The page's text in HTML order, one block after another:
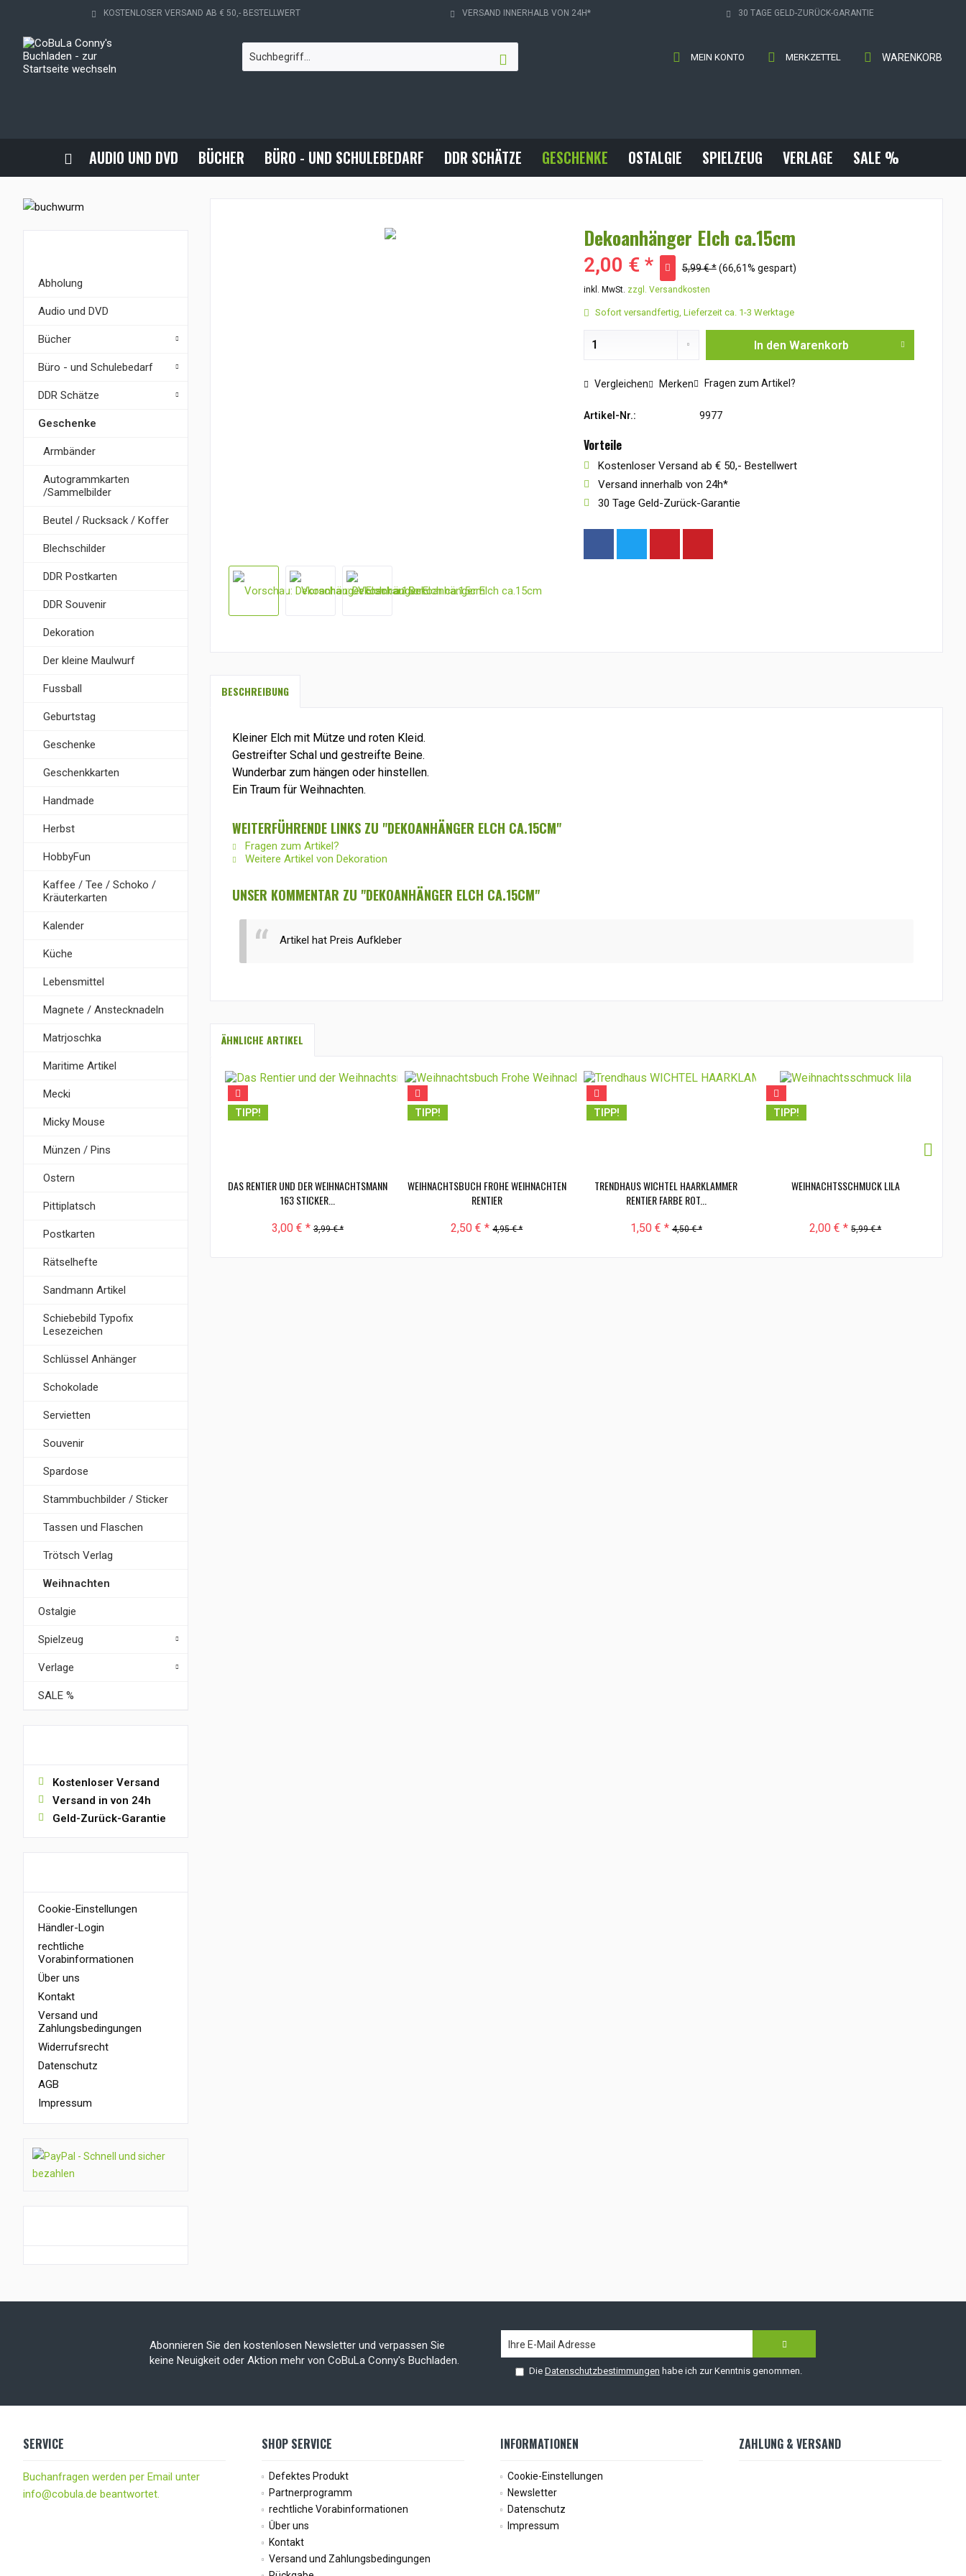
KOSTENLOSER VERSAND AB € 50,- BESTELLWERT VERSAND INNERHALB VON 24H* 30 TAGE GELD-ZURÜCK-GARANTIE
WARENKORB
MERKZETTEL
MEIN KONTO
AUDIO UND DVD BÜCHER BÜRO - UND SCHULEBEDARF DDR SCHÄTZE GESCHENKE OSTALGIE SPIELZEUG VERLAGE SALE %
Abholung
Audio und DVD
Bücher
Büro - und Schulebedarf
DDR Schätze
Geschenke
Armbänder
Autogrammkarten
/Sammelbilder
Beutel / Rucksack / Koffer
Blechschilder
DDR Postkarten
DDR Souvenir
Dekoration
Der kleine Maulwurf
Fussball
Geburtstag
Geschenke
Geschenkkarten
Handmade
Herbst
HobbyFun
Kaffee / Tee / Schoko /
Kräuterkarten
Kalender
Küche
Lebensmittel
Magnete / Anstecknadeln
Matrjoschka
Maritime Artikel
Mecki
Micky Mouse
Münzen / Pins
Ostern
Pittiplatsch
Postkarten
Rätselhefte
Sandmann Artikel
Schiebebild Typofix
Lesezeichen
Schlüssel Anhänger
Schokolade
Servietten
Souvenir
Spardose
Stammbuchbilder / Sticker
Tassen und Flaschen
Trötsch Verlag
Weihnachten
Ostalgie
Spielzeug
Verlage
SALE %
Kostenloser Versand
Versand in von 24h
Geld-Zurück-Garantie
Cookie-Einstellungen
Händler-Login
rechtliche
Vorabinformationen
Über uns
Kontakt
Versand und
Zahlungsbedingungen
Widerrufsrecht
Datenschutz
AGB
Impressum
Dekoanhänger Elch ca.15cm
2,00 € * 5,99 € * (66,61% gespart)
inkl. MwSt. zzgl. Versandkosten
Sofort versandfertig, Lieferzeit ca. 1-3 Werktage
In den Warenkorb
Vergleichen Merken Fragen zum Artikel?
Artikel-Nr.: 9977
Vorteile
Kostenloser Versand ab € 50,- Bestellwert
Versand innerhalb von 24h*
30 Tage Geld-Zurück-Garantie
BESCHREIBUNG
Kleiner Elch mit Mütze und roten Kleid.
Gestreifter Schal und gestreifte Beine.
Wunderbar zum hängen oder hinstellen.
Ein Traum für Weihnachten.
WEITERFÜHRENDE LINKS ZU "DEKOANHÄNGER ELCH CA.15CM"
Fragen zum Artikel?
Weitere Artikel von Dekoration
UNSER KOMMENTAR ZU "DEKOANHÄNGER ELCH CA.15CM"
Artikel hat Preis Aufkleber
ÄHNLICHE ARTIKEL
TIPP!
DAS RENTIER UND DER WEIHNACHTSMANN
163 STICKER...
3,00 € * 3,99 € *
TIPP!
WEIHNACHTSBUCH FROHE WEIHNACHTEN
RENTIER
2,50 € * 4,95 € *
TIPP!
TRENDHAUS WICHTEL HAARKLAMMER
RENTIER FARBE ROT...
1,50 € * 4,50 € *
TIPP!
WEIHNACHTSSCHMUCK LILA
2,00 € * 5,99 € *
Abonnieren Sie den kostenlosen Newsletter und verpassen Sie
keine Neuigkeit oder Aktion mehr von CoBuLa Conny's Buchladen.
Die Datenschutzbestimmungen habe ich zur Kenntnis genommen.
SERVICE
Buchanfragen werden per Email unter
info@cobula.de beantwortet.
SHOP SERVICE
Defektes Produkt
Partnerprogramm
rechtliche Vorabinformationen
Über uns
Kontakt
Versand und Zahlungsbedingungen
INFORMATIONEN
Cookie-Einstellungen
Newsletter
Datenschutz
Impressum
ZAHLUNG & VERSAND